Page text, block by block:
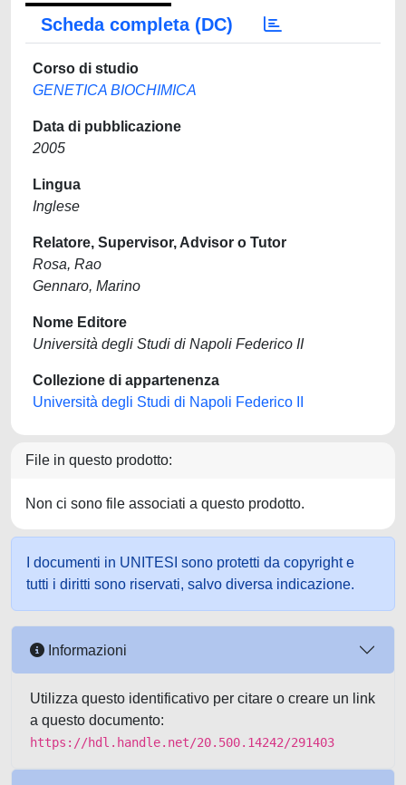
Scheda completa (DC)
Corso di studio
GENETICA BIOCHIMICA
Data di pubblicazione
2005
Lingua
Inglese
Relatore, Supervisor, Advisor o Tutor
Rosa, Rao
Gennaro, Marino
Nome Editore
Università degli Studi di Napoli Federico II
Collezione di appartenenza
Università degli Studi di Napoli Federico II
File in questo prodotto:
Non ci sono file associati a questo prodotto.
I documenti in UNITESI sono protetti da copyright e
tutti i diritti sono riservati, salvo diversa indicazione.
Informazioni
Utilizza questo identificativo per citare o creare un link
a questo documento:
https://hdl.handle.net/20.500.14242/291403